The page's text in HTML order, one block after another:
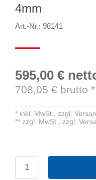
4mm
Art.-Nr.: 98141
595,00 €
708,05 € brutto *
* inkl. MwSt., zzgl.
** zzgl. MwSt., zzgl.